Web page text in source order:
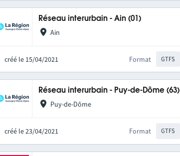
Réseau interurbain - Ain (01)
Ain
créé le 15/04/2021 Format GTFS
Réseau interurbain - Puy-de-Dôme (63)
Puy-de-Dôme
créé le 23/04/2021 Format GTFS